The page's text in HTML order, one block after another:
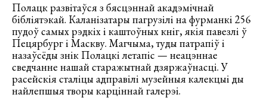
Полацк развітаўся з бясцэннай акадэмічнай
бібліятэкай. Каланізатары пагрузілі на фурманкі 256
пудоў самых рэдкіх і каштоўных кніг, якія павезлі ў
Пецярбург і Маскву. Магчыма, туды патрапіў і
назаўсёды знік Полацкі летапіс — неацэннае
сведчанне нашай старажытнай дзяржаўнасці. У
расейскія сталіцы адправілі музейныя калекцыі ды
найлепшыя творы карціннай галерэі.